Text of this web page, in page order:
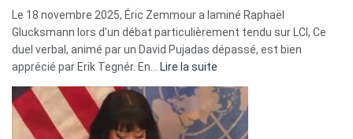
fake
news
»
Le 18 novembre 2025, Éric Zemmour a laminé Raphaël
Glucksmann lors d’un débat particulièrement tendu sur LCI, Ce
duel verbal, animé par un David Pujadas dépassé, est bien
apprécié par Erik Tegnér. En… Lire la suite
Erik
Tegnér
exulte
: